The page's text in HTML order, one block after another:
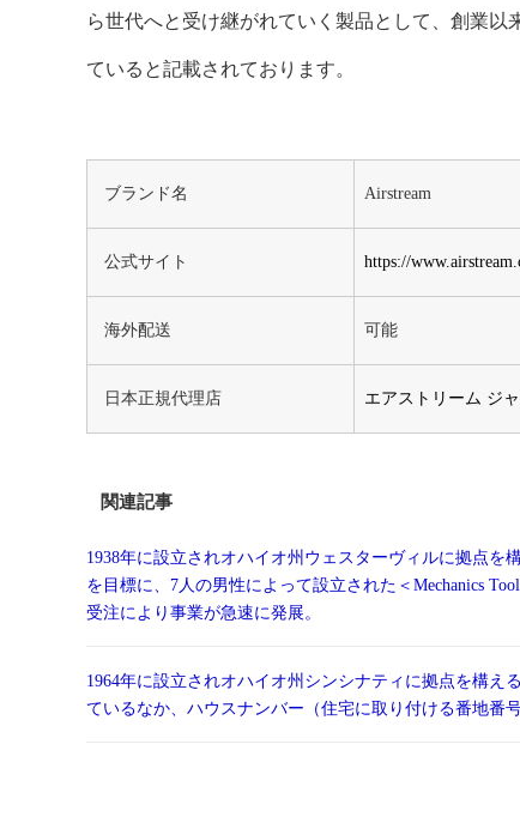
ら世代へと受け継がれていく製品として、創業以
ていると記載されております。
ブランド名 Airstream
公式サイト https://
海外配送 可能
日本正規代理店 エアストリーム ジ
関連記事
1938年に設立されオハイオ州ウェスターヴィルに拠点を
を目標に、7人の男性によって設立された＜Mechanics
受注により事業が急速に発展。
1964年に設立されオハイオ州シンシナティに拠点を構
ているなか、ハウスナンバー（住宅に取り付ける番地番